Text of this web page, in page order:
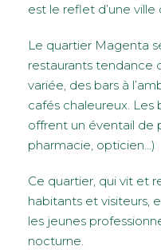
est le reflet d’une
Le quartier Magenta
restaurants tendance
variée, des bars à
cafés chaleureux. Les
offrent un éventail de
pharmacie, opticien…)
Ce quartier, qui vit et
habitants et visiteurs,
les jeunes
nocturne.